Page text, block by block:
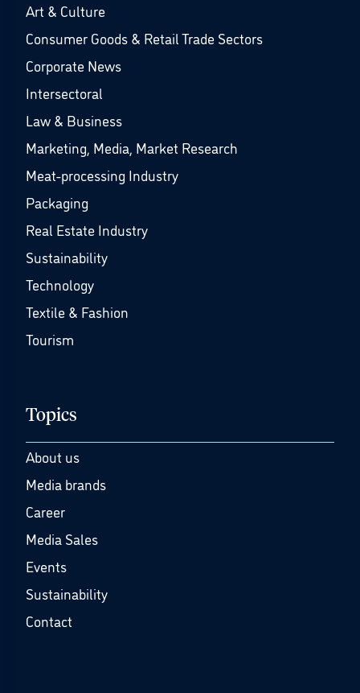
Art & Culture
Consumer Goods & Retail Trade Sectors
Corporate News
Intersectoral
Law & Business
Marketing, Media, Market Research
Meat-processing Industry
Packaging
Real Estate Industry
Sustainability
Technology
Textile & Fashion
Tourism
Topics
About us
Media brands
Career
Media Sales
Events
Sustainability
Contact